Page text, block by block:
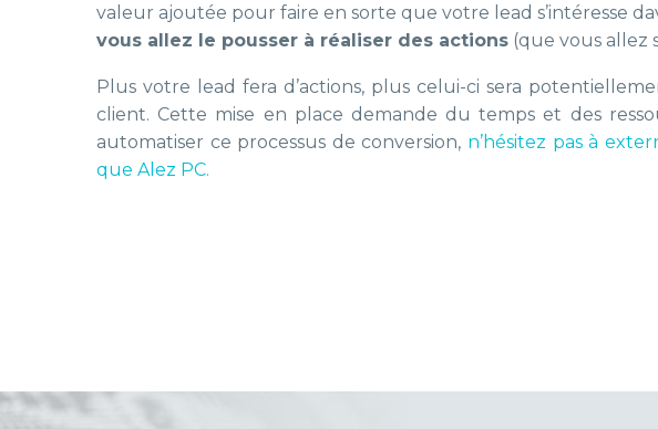
valeur ajoutée pour faire en sorte que votre lead s’intéresse
vous allez le pousser à réaliser des actions (que vous allez
Plus votre lead fera d’actions, plus celui-ci sera
client. Cette mise en place demande du temps et des
automatiser ce processus de conversion, n’hésitez pas à
que Alez PC.